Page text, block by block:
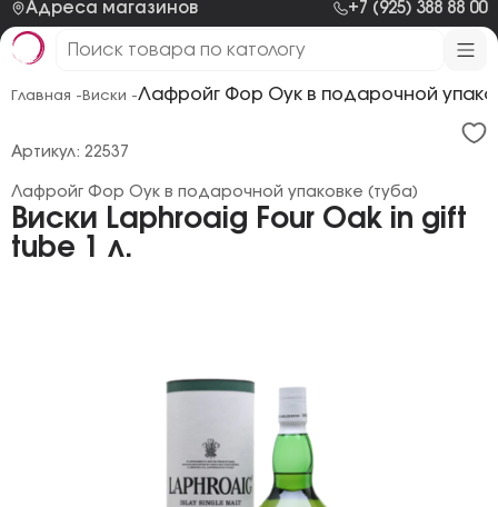
Адреса магазинов +7 (925) 388 88 00
Главная - Виски -Лафройг Фор Оук в подарочной
Виски Laphroaig Four Oak in gift
tube 1 л.
Лафройг Фор Оук в подарочной упаковке (туба)
Артикул: 22537